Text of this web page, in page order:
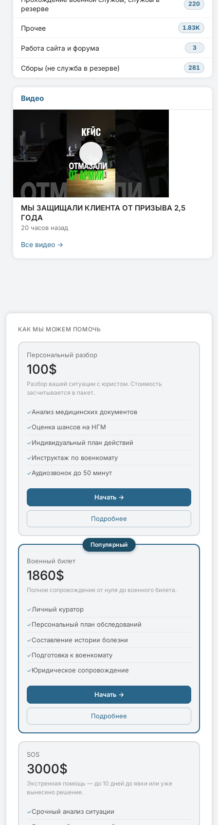
резерве
220
Прочее 1.83K
Работа сайта и форума 3
Сборы (не служба в резерве) 281
Видео
МЫ ЗАЩИЩАЛИ КЛИЕНТА ОТ ПРИЗЫВА 2,5
ГОДА
20 часов назад
Все видео →
КАК МЫ МОЖЕМ ПОМОЧЬ
Персональный разбор
100$
Разбор вашей ситуации с юристом. Стоимость
засчитывается в пакет.
Анализ медицинских документов
Оценка шансов на НГМ
Индивидуальный план действий
Инструктаж по военкомату
Аудиозвонок до 50 минут
Начать →
Подробнее
Популярный
Военный билет
1860$
Полное сопровождение от нуля до военного билета.
Личный куратор
Персональный план обследований
Составление истории болезни
Подготовка к военкомату
Юридическое сопровождение
Начать →
Подробнее
SOS
3000$
Экстренная помощь — до 10 дней до явки или уже
вынесено решение.
Срочный анализ ситуации